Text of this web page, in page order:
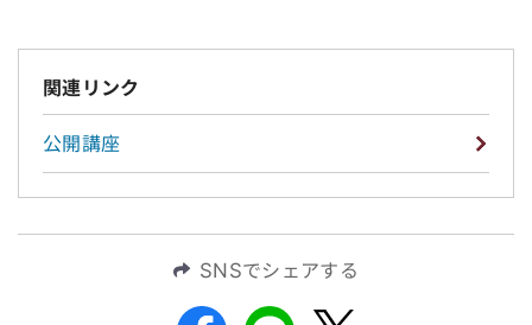
関連リンク
公開講座
SNSでシェアする